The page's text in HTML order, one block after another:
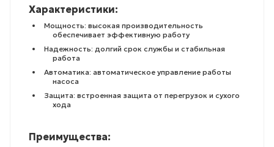
Характеристики:
Мощность: высокая производительность
обеспечивает эффективную работу
Надежность: долгий срок службы и стабильная
работа
Автоматика: автоматическое управление работы
насоса
Защита: встроенная защита от перегрузок и сухого
хода
Преимущества: